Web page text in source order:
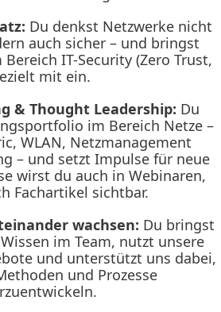
Du denkst Netzwerke nicht
auch sicher – und bringst
IT-Security (Zero Trust,
mit ein.
& Thought Leadership: Du
im Bereich Netze –
WLAN, Netzmanagement
– und setzt Impulse für neue
wirst du auch in Webinaren,
Fachartikel sichtbar.
wachsen: Du bringst
im Team, nutzt unsere
und unterstützt uns dabei,
und Prozesse